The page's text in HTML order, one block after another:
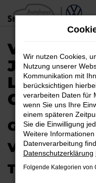
Zum
Hauptinhalt
VW
GAS GEBEN
VIELLEICHT
TIGUAN
Wir nutzen Cookies,
Nutzung unserer
Kommunikation mit
berücksichtigen
verarbeiten Daten für
wenn Sie uns Ihre
einem späteren
Sie die Einwilligung
Weitere
Datenverarbeitung
Datenschutzerklärung
Folgende Kategorien von